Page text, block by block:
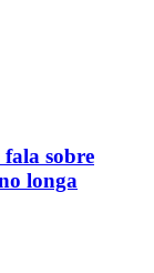
sobre
longa